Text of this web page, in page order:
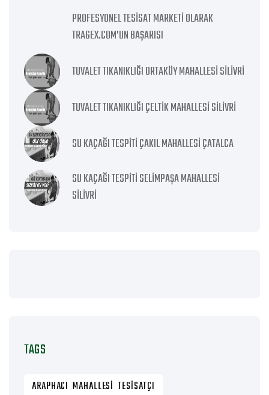
PROFESYONEL TESISAT MARKETI OLARAK
TRAGEX.COM’UN BAŞARISI
TUVALET TIKANIKLIĞI ORTAKÖY MAHALLESI SILIVRI
TUVALET TIKANIKLIĞI ÇELTIK MAHALLESI SILIVRI
SU KAÇAĞI TESPITI ÇAKIL MAHALLESI ÇATALCA
SU KAÇAĞI TESPITI SELIMPAŞA MAHALLESI
SILIVRI
TAGS
ARAPHACI MAHALLESI TESISATÇI